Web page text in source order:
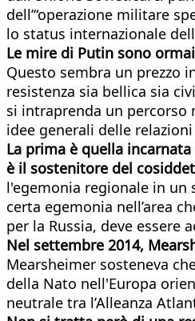
dell’“operazione militare
lo status internazionale
Le mire di Putin sono
Questo sembra un prezzo
resistenza sia bellica sia
si intraprenda un percorso
idee generali delle
La prima è quella
è il sostenitore del
l'egemonia regionale in un
certa egemonia nell’area
per la Russia, deve essere
Nel settembre 2014,
Mearsheimer sosteneva
della Nato nell'Europa
neutrale tra l’Alleanza